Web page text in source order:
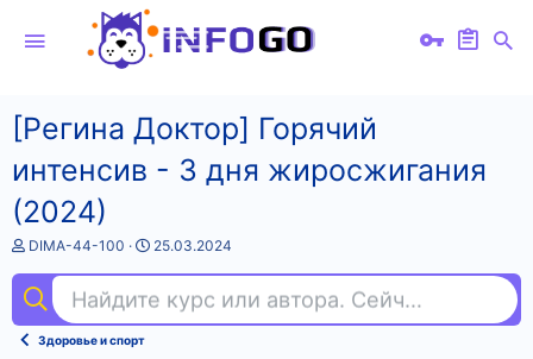
[Регина Доктор] Горячий
интенсив - 3 дня жиросжигания
(2024)
А
т
о
т
DIMA-44-100
Д
а
н
25.03.2024
Найдите курс или автора. Сейчас ищут
Здоровье и спорт